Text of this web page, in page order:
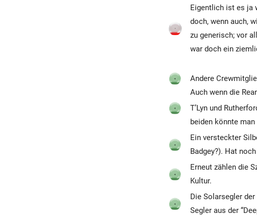
Eigentlich ist es ja
doch, wenn auch,
zu generisch; vor
war doch ein
Andere
Auch wenn die
T’Lyn und
beiden könnte
Ein versteckter
Badgey?). Hat
Erneut zählen die
Kultur.
Die Solarsegler
Segler aus der